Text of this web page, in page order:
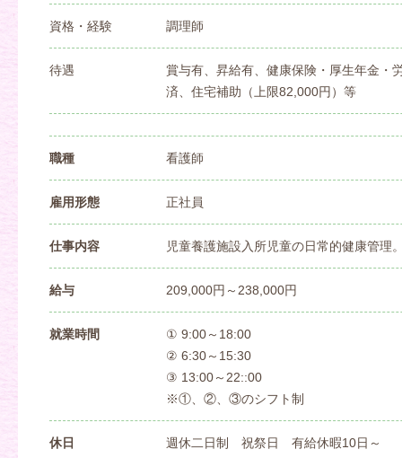
資格・経験 調理師
待遇
賞与有、昇給有、健康保険・厚生年金・
済、住宅補助（上限82,000円）等
職種 看護師
雇用形態 正社員
仕事内容 児童養護施設入所児童の日常的健康管理
給与 209,000円～238,000円
就業時間
① 9:00～18:00
② 6:30～15:30
③ 13:00～22::00
※①、②、③のシフト制
休日 週休二日制 祝祭日 有給休暇10日～